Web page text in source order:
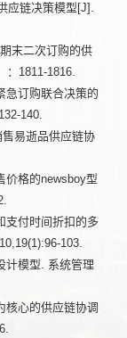
应链决策模型[J].
末二次订购的供
：1811-1816.
急订购联合决策的
140.
易逝品供应链协
价格的newsboy型
支付时间折扣的多
103.
计模型. 系统管理
核心的供应链协调